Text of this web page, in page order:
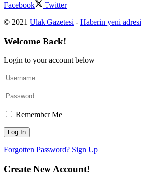
Facebook
Twitter
© 2021 Ulak Gazetesi - Haberin yeni adresi
Welcome Back!
Login to your account below
Remember Me
Forgotten Password? Sign Up
Create New Account!